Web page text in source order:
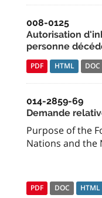
008-0125
Autorisation
personne
PDF HTML DOC
014-2859-69
Demande
Purpose of the
Nations and the
PDF DOC HTML